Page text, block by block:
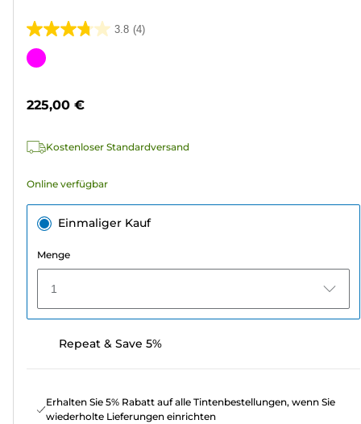
3.8 (4)
3.8
von
Farbpatrone
225,00 €
Kostenloser Standardversand
Online verfügbar
Einmaliger Kauf
Menge
1
Repeat & Save 5%
Erhalten Sie 5% Rabatt auf alle Tintenbestellungen, wenn Sie
wiederholte Lieferungen einrichten